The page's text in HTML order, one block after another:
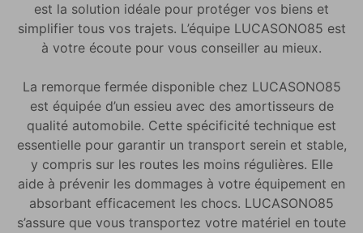
est la solution idéale pour protéger vos biens et
simplifier tous vos trajets. L’équipe LUCASONO85 est
à votre écoute pour vous conseiller au mieux.
La remorque fermée disponible chez LUCASONO85
est équipée d’un essieu avec des amortisseurs de
qualité automobile. Cette spécificité technique est
essentielle pour garantir un transport serein et stable,
y compris sur les routes les moins régulières. Elle
aide à prévenir les dommages à votre équipement en
absorbant efficacement les chocs. LUCASONO85
s’assure que vous transportez votre matériel en toute